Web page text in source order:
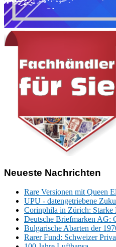
Neueste Nachrichten
Rare Versionen mit Queen
UPU - datengetriebene
Corinphila in Zürich: Starke
Deutsche Briefmarken AG:
Bulgarische Abarten der
Rarer Fund: Schweizer